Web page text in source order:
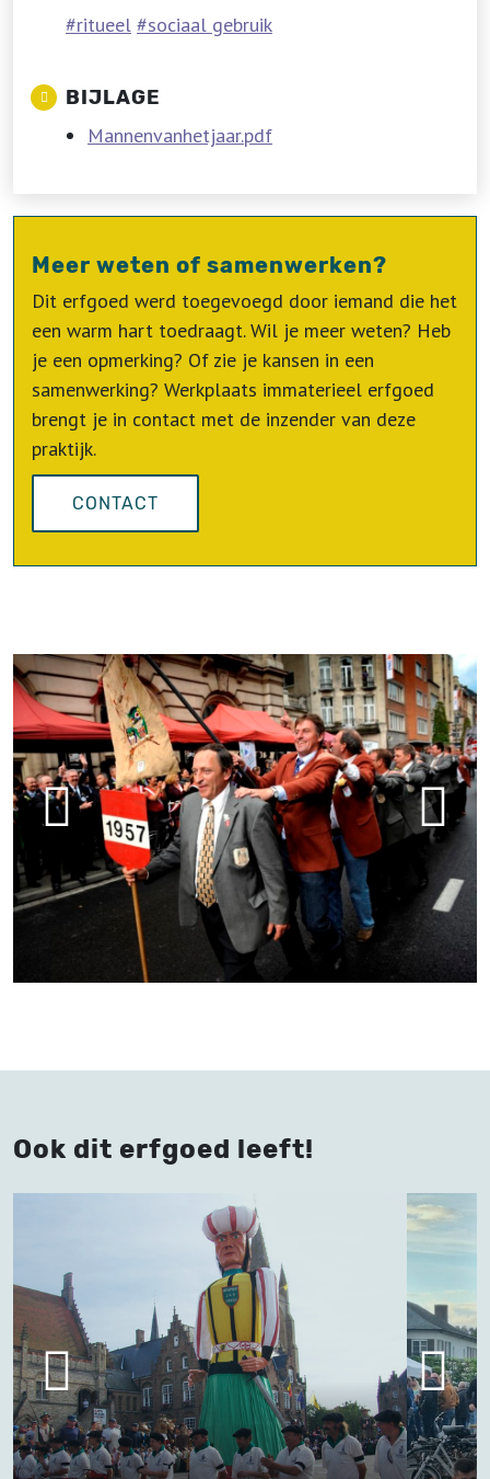
ritueel sociaal gebruik
BIJLAGE
Mannenvanhetjaar.pdf
Meer weten of samenwerken?
Dit erfgoed werd toegevoegd door iemand die het
een warm hart toedraagt. Wil je meer weten? Heb
je een opmerking? Of zie je kansen in een
samenwerking? Werkplaats immaterieel erfgoed
brengt je in contact met de inzender van deze
praktijk.
CONTACT
Ook dit erfgoed leeft!